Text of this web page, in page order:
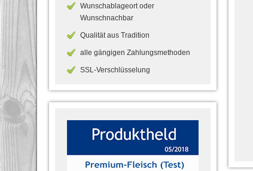
Wunschablageort oder
Wunschnachbar
Qualität aus Tradition
alle gängigen Zahlungsmethoden
SSL-Verschlüsselung